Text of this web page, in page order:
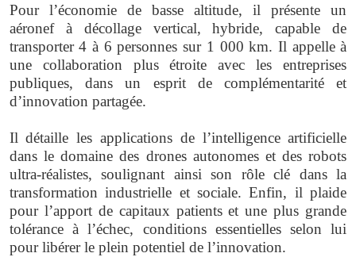
Pour l’économie de basse altitude, il présente un
aéronef à décollage vertical, hybride, capable de
transporter 4 à 6 personnes sur 1 000 km. Il appelle à
une collaboration plus étroite avec les entreprises
publiques, dans un esprit de complémentarité et
d’innovation partagée.
Il détaille les applications de l’intelligence artificielle
dans le domaine des drones autonomes et des robots
ultra-réalistes, soulignant ainsi son rôle clé dans la
transformation industrielle et sociale. Enfin, il plaide
pour l’apport de capitaux patients et une plus grande
tolérance à l’échec, conditions essentielles selon lui
pour libérer le plein potentiel de l’innovation.